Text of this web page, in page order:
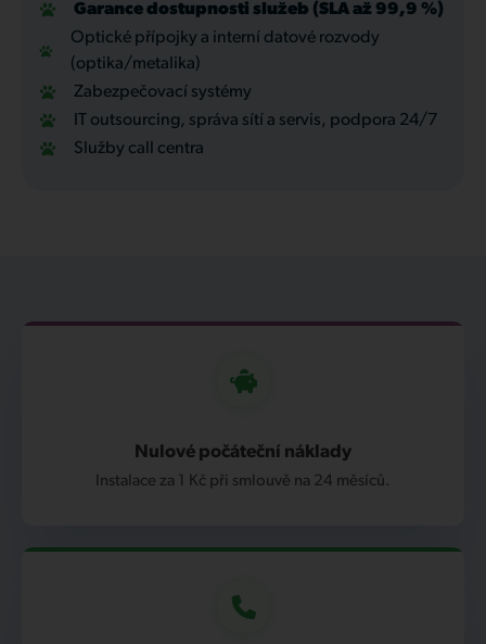
Garance dostupnosti služeb (SLA až 99,9 %)
Optické přípojky a interní datové rozvody
(optika/metalika)
Zabezpečovací systémy
IT outsourcing, správa sítí a servis, podpora 24/7
Služby call centra
Nulové počáteční náklady
Instalace za 1 Kč při smlouvě na 24 měsíců.